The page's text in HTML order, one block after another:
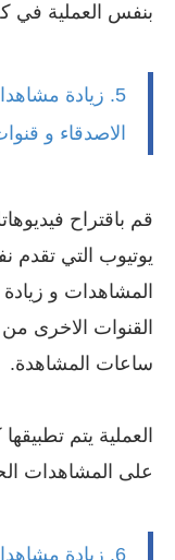
بنفس العملية في
5. زيادة
الاصدقاء و
قم باقتراح
يوتيوب التي تقدم
المشاهدات و
القنوات الاخرى
ساعات المشاهدة.
العملية يتم
على المشاهدات
6. زيادة